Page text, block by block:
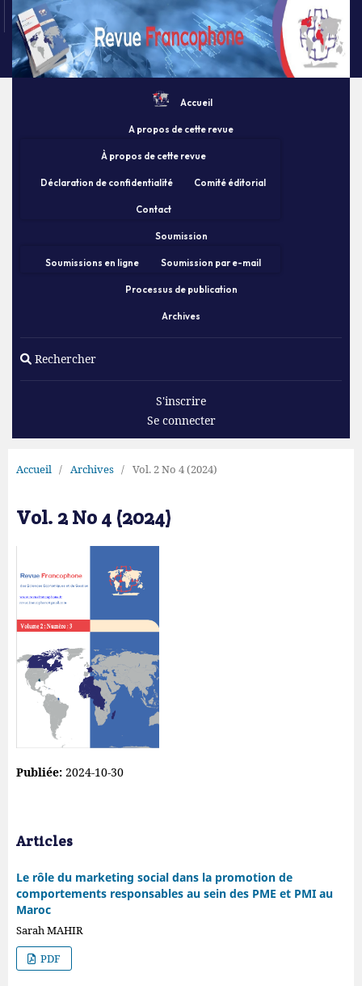
Accueil
A propos de cette revue
À propos de cette revue
Déclaration de confidentialité Comité éditorial
Contact
Soumission
Soumissions en ligne Soumission par e-mail
Processus de publication
Archives
Rechercher
S'inscrire
Se connecter
Accueil / Archives / Vol. 2 No 4 (2024)
Vol. 2 No 4 (2024)
Publiée: 2024-10-30
Articles
Le rôle du marketing social dans la promotion de
comportements responsables au sein des PME et PMI au
Maroc
Sarah MAHIR
PDF